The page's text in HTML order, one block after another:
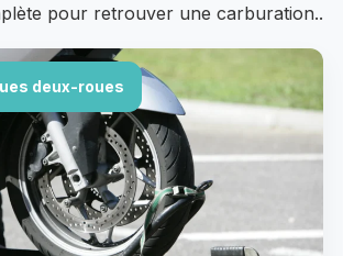
pour retrouver une carburation..
deux-roues